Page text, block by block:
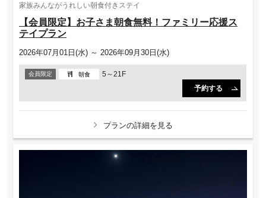
家族みんながうれしい朝食付きステイ
【会員限定】お子さま朝食無料！ファミリー応援ス
テイプラン
2026年07月01日(水) ～ 2026年09月30日(水)
会員限定 朝食
5～21F
予約する
プランの詳細を見る